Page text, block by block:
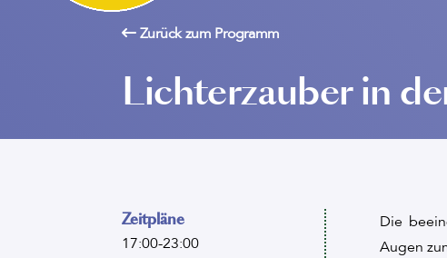
Zurück zum Programm
Lichterzauber in
Zeitpläne
17:00-23:00
Die
Augen